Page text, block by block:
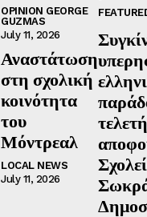
OPINION GEORGE
GUZMAS
July 11, 2026
Αναστάτωση
στη σχολική
κοινότητα
του
Μόντρεαλ
LOCAL NEWS
July 11, 2026
τελετή